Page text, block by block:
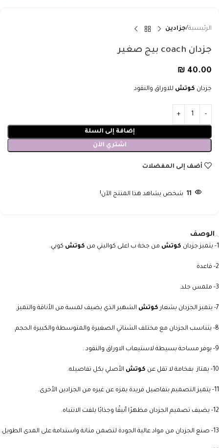
الرئيسية جزادين
جزدان coach بيج صغير
₪ 40.00
جزدان كوتش للاوراق والنقود
إضافة إلى السلة
اشتري الآن
أضف إلى المفضلات
11 شخص يشاهد هذا المنتج الآن!
الوصف
1- يتميز جزدان كوتش من جخة ب اعلى كواليتي من كوتش كوبي.
2- قاعدة
3- ملمس جلد.
7- يتميز الجزدان بشعار كوتش الشهير الذي يضيف لمسة من الأناقة والتميز.
8- يتناسب الجزدان مع مختلف الشناتي الصغيرة والمتوسطة والكبيرة الحجم.
9- يوفر مساحة بسيطة لاستيعاب الاوراق والنقود .
10- يمتاز بفخامة لا تقل عن كوتش الأصلي بكل تفاصيله.
11- يتميز التصميم بتفاصيل فريدة يمزه عن غيره من الجزادين الأخرى.
12- يضيف تصميم الجزدان مظهرًا أنيقًا وجذابًا يلفت الانتباه.
13- صنع الجزدان من مواد عالية الجودة لتضمن متانة واستدامة على المدى الطويل.